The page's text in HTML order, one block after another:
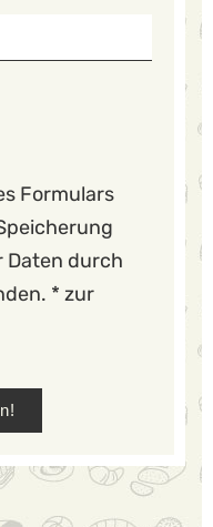
Formulars
Daten durch
* zur